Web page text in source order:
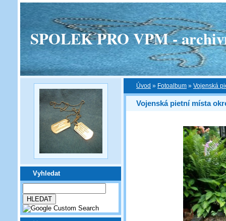
SPOLEK PRO VPM -
Vyhledat
Úvod » Fotoalbum » Vojenská
Vojenská pietní místa